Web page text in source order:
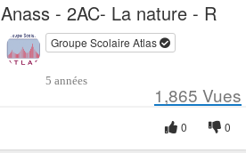
Anass - 2AC- La nature - R
Groupe Scolaire Atlas
5 années
1,865 Vues
0
0